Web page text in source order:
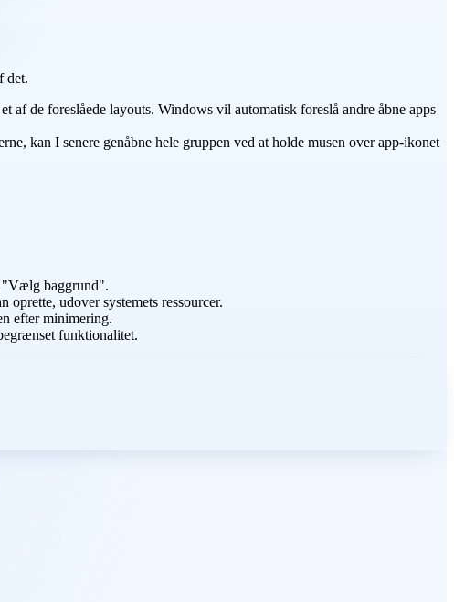
det.
de foreslåede layouts. Windows vil automatisk foreslå andre åbne apps
kan I senere genåbne hele gruppen ved at holde musen over app-ikonet
"Vælg baggrund".
udover systemets ressourcer.
efter minimering.
funktionalitet.